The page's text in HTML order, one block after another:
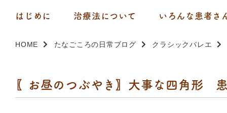
はじめに 治療法について いろんな患者さ
HOME たなごころの日常ブログ クラシックバレエ
〖お昼のつぶやき〗大事な四角形